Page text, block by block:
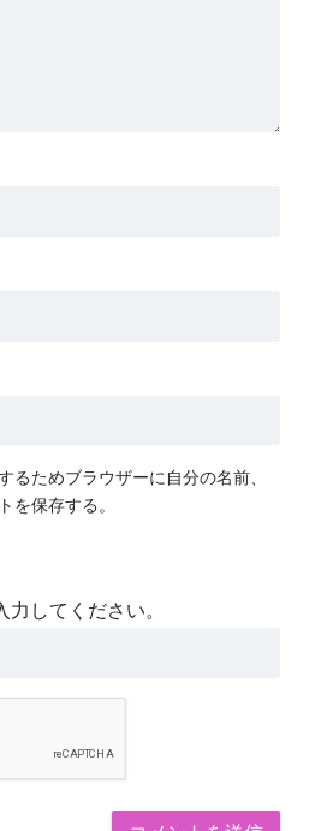
るためブラウザーに自分の名前、
を保存する。
力してください。